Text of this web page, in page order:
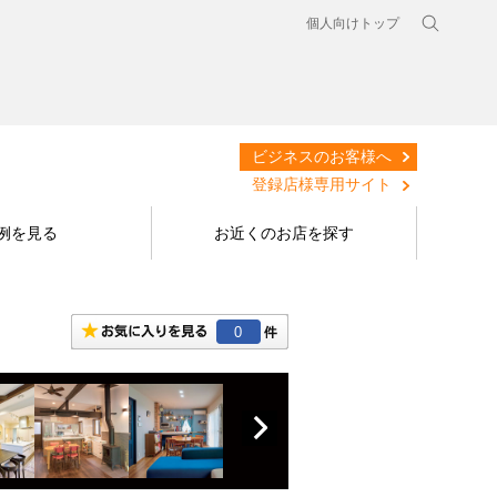
個人向けトップ
ビジネスのお客様へ
登録店様専用サイト
を見る お近くのお店を探す
0